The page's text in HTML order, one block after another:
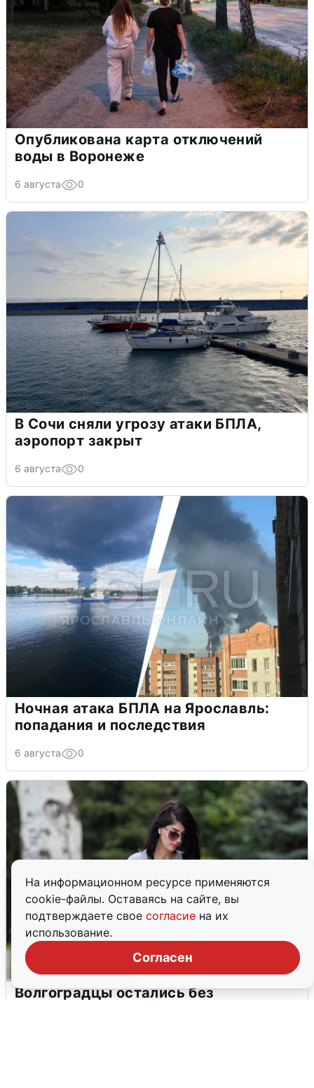
На информационном ресурсе применяются
cookie-файлы. Оставаясь на сайте, вы
подтверждаете свое согласие на их
использование.
Согласен
Опубликована карта отключений
воды в Воронеже
6 августа 0
В Сочи сняли угрозу атаки БПЛА,
аэропорт закрыт
6 августа 0
Ночная атака БПЛА на Ярославль:
попадания и последствия
6 августа 0
Волгоградцы остались без